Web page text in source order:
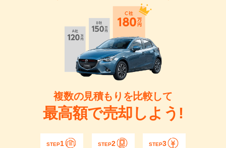
複数の見積もりを比較して
最高額で売却しよう!
STEP1 STEP2 STEP3